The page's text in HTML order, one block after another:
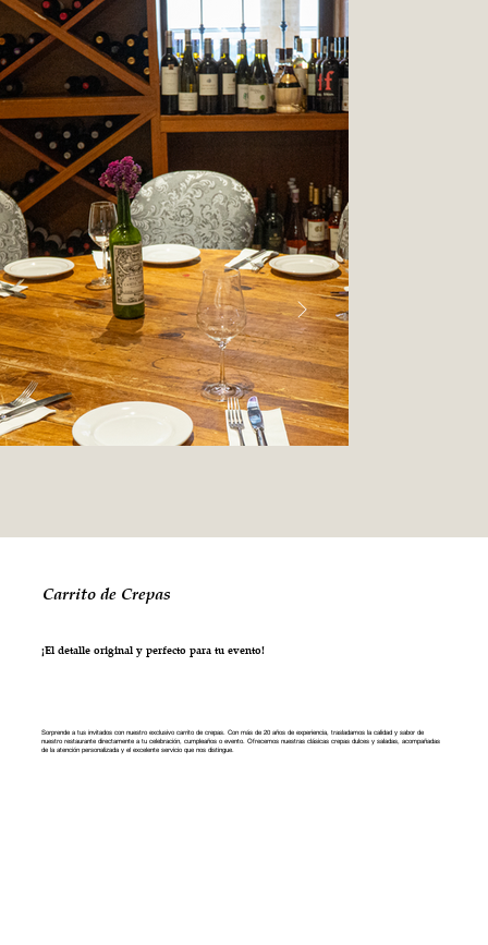
Carrito de Crepas
¡El detalle original y perfecto para tu evento!
Sorprende a tus invitados con nuestro exclusivo carrito de crepas. Con más de 20 años de experiencia, trasladamos la calidad y sabor de
nuestro restaurante directamente a tu celebración, cumpleaños o evento. Ofrecemos nuestras clásicas crepas dulces y saladas, acompañadas
de la atención personalizada y el excelente servicio que nos distingue.